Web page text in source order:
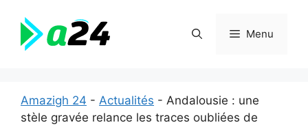
contenu
Menu
Amazigh 24 - Actualités - Andalousie : une
stèle gravée relance les traces oubliées de